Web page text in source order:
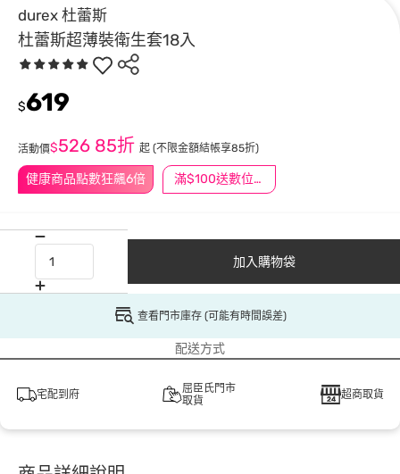
durex 杜蕾斯
杜蕾斯超薄裝衛生套18入
健康商品點數狂飆6倍 滿$100送數位印花
$619
活動價$526 85折 起 (不限金額結帳享85折)
加入購物袋
查看門市庫存 (可能有時間誤差)
配送方式
宅配到府
屈臣氏門市
取貨
超商取貨